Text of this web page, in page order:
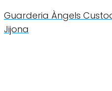
Guarderia Àngels
Jijona